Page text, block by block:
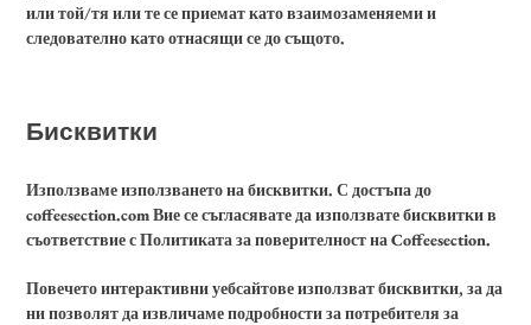
или той/тя или те се приемат като взаимозаменяеми и
следователно като отнасящи се до същото.
Бисквитки
Използваме използването на бисквитки. С достъпа до
coffeesection.com Вие се съгласявате да използвате бисквитки в
съответствие с Политиката за поверителност на Coffeesection.
Повечето интерактивни уебсайтове използват бисквитки, за да
ни позволят да извличаме подробности за потребителя за